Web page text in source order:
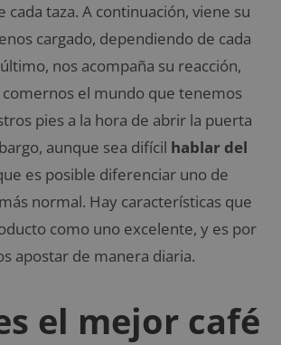
cada taza. A continuación, viene su
cargado, dependiendo de cada
nos acompaña su reacción,
comernos el mundo que tenemos
pies a la hora de abrir la puerta
aunque sea difícil hablar del
es posible diferenciar uno de
normal. Hay características que
como uno excelente, y es por
apostar de manera diaria.
el mejor café